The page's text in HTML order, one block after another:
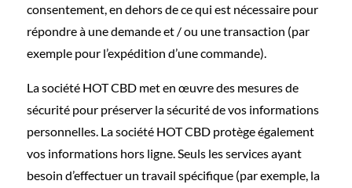
consentement, en dehors de ce qui est nécessaire pour
répondre à une demande et / ou une transaction (par
exemple pour l’expédition d’une commande).
La société HOT CBD met en œuvre des mesures de
sécurité pour préserver la sécurité de vos informations
personnelles. La société HOT CBD protège également
vos informations hors ligne. Seuls les services ayant
besoin d’effectuer un travail spécifique (par exemple, la